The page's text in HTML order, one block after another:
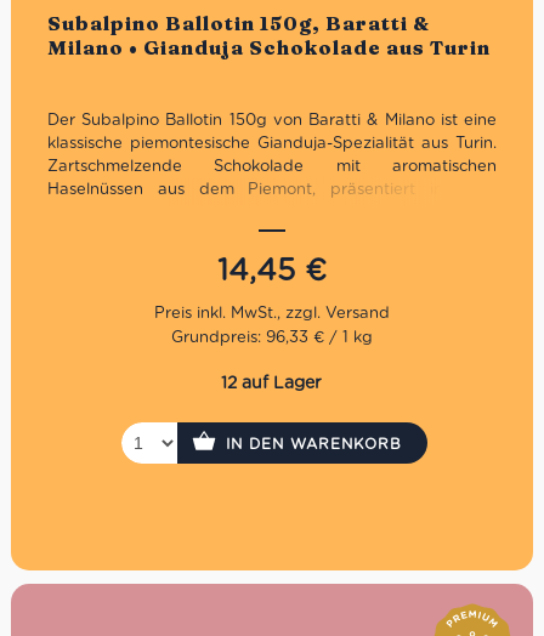
Subalpino Ballotin 150g, Baratti &
Milano • Gianduja Schokolade aus Turin
Bewertet
Der Subalpino Ballotin 150g von Baratti & Milano ist eine
klassische piemontesische Gianduja-Spezialität aus Turin.
Zartschmelzende Schokolade mit aromatischen
Haselnüssen aus dem Piemont, präsentiert in einer
14,45 €
Grundpreis: 96,33 € / 1 kg
12 auf Lager
IN DEN WARENKORB